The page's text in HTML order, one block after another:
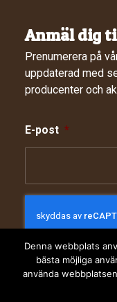
Anmäl dig
Prenumerera på
uppdaterad med
producenter och
E-post *
Denna webbplats
bästa möjliga
använda